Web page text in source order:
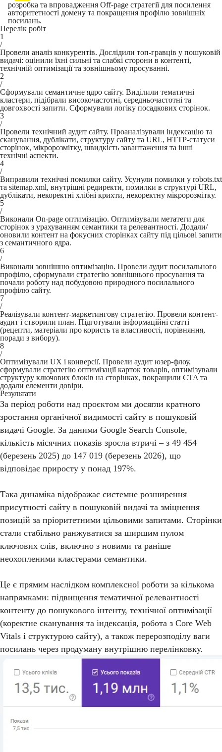
розробка та впровадження Off-page стратегії для посилення
авторитетності домену та покращення профілю зовнішніх
посилань.
Перелік робіт
1
/
Провели аналіз конкурентів. Дослідили топ-гравців у пошуковій
видачі: оцінили їхні сильні та слабкі сторони в контенті,
технічній оптимізації та зовнішньому просуванні.
2
/
Сформували семантичне ядро сайту. Виділили тематичні
кластери, підібрали високочастотні, середньочастотні та
довгохвості запити. Сформували логіку посадкових сторінок.
3
/
Провели технічний аудит сайту. Проаналізували індексацію та
сканування, дублікати, структуру сайту та URL, HTTP-статуси
сторінок, мікророзмітку, швидкість завантаження та інші
технічні аспекти.
4
/
Виправили технічні помилки сайту. Усунули помилки у robots.txt
та sitemap.xml, внутрішні редиректи, помилки в структурі URL,
дублікати, некоректні хлібні крихти, некоректну мікророзмітку.
5
/
Виконали On-page оптимізацію. Оптимізували метатеги для
сторінок з урахуванням семантики та релевантності. Додали/
оновили контент на фокусних сторінках сайту під цільові запити
з семантичного ядра.
6
/
Виконали зовнішню оптимізацію. Провели аудит посилального
профілю, сформували стратегію зовнішнього просування та
почали роботу над побудовою природного посилального
профілю сайту.
7
/
Реалізували контент-маркетингову стратегію. Провели контент-
аудит і створили план. Підготували інформаційні статті
(рецепти, матеріали про користь та властивості, порівняння,
поради з вибору).
8
/
Оптимізували UX і конверсії. Провели аудит юзер-флоу,
сформували стратегію оптимізації карток товарів, оптимізували
структуру ключових блоків на сторінках, покращили CTA та
додали елементи довіри.
Результати
За період роботи над проєктом ми досягли кратного
зростання органічної видимості сайту в пошуковій
видачі Google. За даними Google Search Console,
кількість місячних показів зросла втричі – з 49 454
(березень 2025) до 147 019 (березень 2026), що
відповідає приросту у понад 197%.
Така динаміка відображає системне розширення
присутності сайту в пошуковій видачі та зміцнення
позицій за пріоритетними цільовими запитами. Сторінки
стали стабільно ранжуватися за ширшим пулом
ключових слів, включно з новими та раніше
неохопленими кластерами семантики.
Це є прямим наслідком комплексної роботи за кількома
напрямками: підвищення тематичної релевантності
контенту до пошукового інтенту, технічної оптимізації
(коректне сканування та індексація, робота з Core Web
Vitals і структурою сайту), а також перерозподілу ваги
посилань через продуману внутрішню перелінковку.